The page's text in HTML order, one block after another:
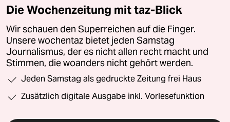
Die Wochenzeitung mit taz-Blick
Wir schauen den Superreichen auf die Finger.
Unsere wochentaz bietet jeden Samstag
Journalismus, der es nicht allen recht macht und
Stimmen, die woanders nicht gehört werden.
Jeden Samstag als gedruckte Zeitung frei Haus
Zusätzlich digitale Ausgabe inkl. Vorlesefunktion